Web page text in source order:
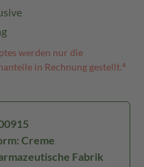
werden nur die
in Rechnung gestellt.⁴
Creme
Fabrik